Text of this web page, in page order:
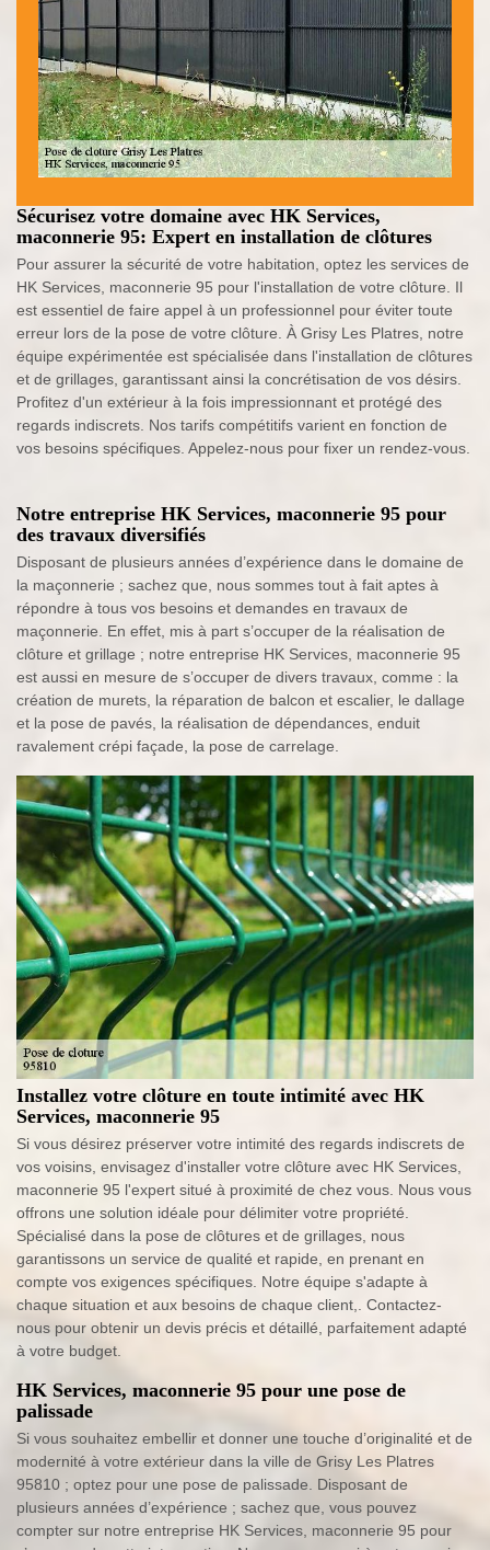
Sécurisez votre domaine avec HK Services,
maconnerie 95: Expert en installation de clôtures
Pour assurer la sécurité de votre habitation, optez les services de
HK Services, maconnerie 95 pour l'installation de votre clôture. Il
est essentiel de faire appel à un professionnel pour éviter toute
erreur lors de la pose de votre clôture. À Grisy Les Platres, notre
équipe expérimentée est spécialisée dans l'installation de clôtures
et de grillages, garantissant ainsi la concrétisation de vos désirs.
Profitez d'un extérieur à la fois impressionnant et protégé des
regards indiscrets. Nos tarifs compétitifs varient en fonction de
vos besoins spécifiques. Appelez-nous pour fixer un rendez-vous.
Notre entreprise HK Services, maconnerie 95 pour
des travaux diversifiés
Disposant de plusieurs années d’expérience dans le domaine de
la maçonnerie ; sachez que, nous sommes tout à fait aptes à
répondre à tous vos besoins et demandes en travaux de
maçonnerie. En effet, mis à part s’occuper de la réalisation de
clôture et grillage ; notre entreprise HK Services, maconnerie 95
est aussi en mesure de s’occuper de divers travaux, comme : la
création de murets, la réparation de balcon et escalier, le dallage
et la pose de pavés, la réalisation de dépendances, enduit
ravalement crépi façade, la pose de carrelage.
Installez votre clôture en toute intimité avec HK
Services, maconnerie 95
Si vous désirez préserver votre intimité des regards indiscrets de
vos voisins, envisagez d'installer votre clôture avec HK Services,
maconnerie 95 l'expert situé à proximité de chez vous. Nous vous
offrons une solution idéale pour délimiter votre propriété.
Spécialisé dans la pose de clôtures et de grillages, nous
garantissons un service de qualité et rapide, en prenant en
compte vos exigences spécifiques. Notre équipe s'adapte à
chaque situation et aux besoins de chaque client,. Contactez-
nous pour obtenir un devis précis et détaillé, parfaitement adapté
à votre budget.
HK Services, maconnerie 95 pour une pose de
palissade
Si vous souhaitez embellir et donner une touche d’originalité et de
modernité à votre extérieur dans la ville de Grisy Les Platres
95810 ; optez pour une pose de palissade. Disposant de
plusieurs années d’expérience ; sachez que, vous pouvez
compter sur notre entreprise HK Services, maconnerie 95 pour